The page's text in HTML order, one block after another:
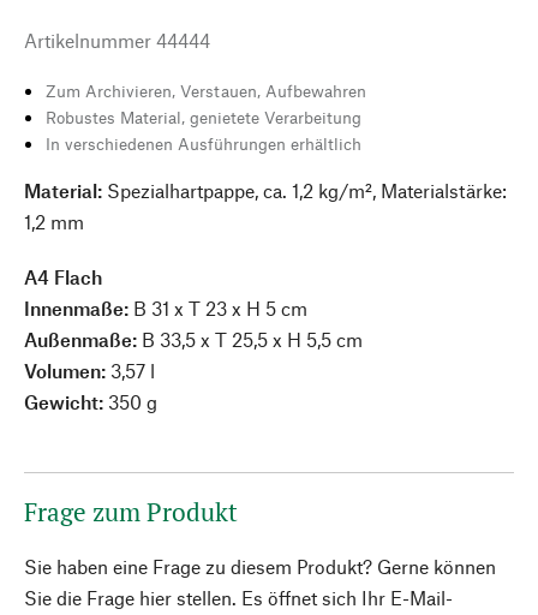
Artikelnummer 44444
Zum Archivieren, Verstauen, Aufbewahren
Robustes Material, genietete Verarbeitung
In verschiedenen Ausführungen erhältlich
Material: Spezialhartpappe, ca. 1,2 kg/m², Materialstärke:
1,2 mm
A4 Flach
Innenmaße: B 31 x T 23 x H 5 cm
Außenmaße: B 33,5 x T 25,5 x H 5,5 cm
Volumen: 3,57 l
Gewicht: 350 g
Frage zum Produkt
Sie haben eine Frage zu diesem Produkt? Gerne können
Sie die Frage hier stellen. Es öffnet sich Ihr E-Mail-